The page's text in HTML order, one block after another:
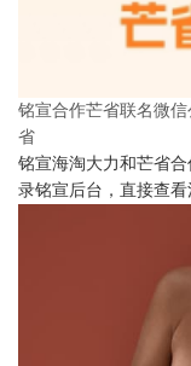
铭宣合作芒省联名微
省
铭宣海淘大力和芒省
录铭宣后台，直接查看